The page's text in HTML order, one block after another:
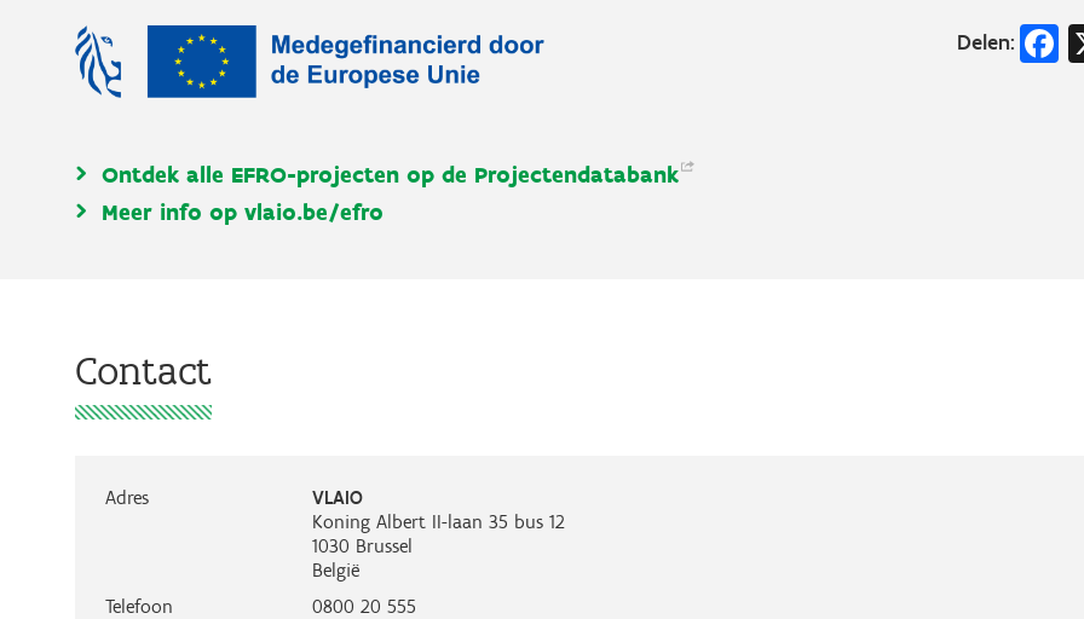
Ontdek alle EFRO-projecten op de Projectendatabank
Meer info op vlaio.be/efro
Delen:
Contact
Adres
VLAIO
Koning Albert II-laan 35 bus 12
1030 Brussel
België
Telefoon
0800 20 555